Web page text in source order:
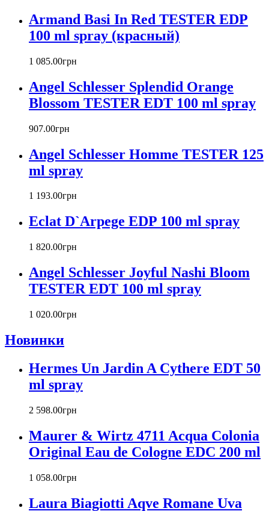
Bill Blass
Biotherm
Blumarine
Bond № 9
Boucheron
Bourjois
Britney Spears
Bruno Banani
Bvlgari
Byblos
Byredo
Cacharel
Canali
Carla Fracci
Carlos Moya
Caron
Cartier
Chanel
Charriol
Chloe
Christian Audigier
Christian Dior
Christian Lacroix
Cindy Crawford
Clinique
Clive Christian
CnR Create
Comme Des Garcons
Costume National
Armand Basi In Red TESTER EDP
100 ml spray (красный)
1 085.00грн
Angel Schlesser Splendid Orange
Blossom TESTER EDT 100 ml spray
907.00грн
Angel Schlesser Homme TESTER 125
ml spray
1 193.00грн
Eclat D`Arpege EDP 100 ml spray
1 820.00грн
Angel Schlesser Joyful Nashi Bloom
TESTER EDT 100 ml spray
1 020.00грн
Новинки
Hermes Un Jardin A Cythere EDT 50
ml spray
2 598.00грн
Maurer & Wirtz 4711 Acqua Colonia
Original Eau de Cologne EDС 200 ml
1 058.00грн
Laura Biagiotti Aqve Romane Uva